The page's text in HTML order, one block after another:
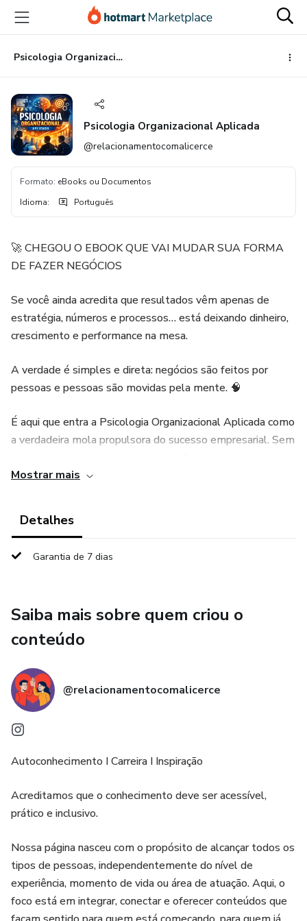
para
conteúdo
principal
para
pagamento
para
rodapé
Psicologia Organizacional Aplicada
Psicologia Organizacional Aplicada
@relacionamentocomalicerce
Formato: eBooks ou Documentos
Idioma: Português
🚀 CHEGOU O EBOOK QUE VAI MUDAR SUA FORMA
DE FAZER NEGÓCIOS
Se você ainda acredita que resultados vêm apenas de
estratégia, números e processos… está deixando dinheiro,
crescimento e performance na mesa.
A verdade é simples e direta: negócios são feitos por
pessoas e pessoas são movidas pela mente. 🧠
É aqui que entra a Psicologia Organizacional Aplicada como
a verdadeira mola propulsora do sucesso empresarial. Sem
sem inteligência nas relações… não existe evolução
🔥 Você pode ter o melhor produto.
🔥 Pode ter o melhor plano.
Mas se não souber liderar pessoas, engajar equipes e
dominar o fator humano, seu crescimento sempre terá um
teto.
Este eBook foi criado para quem quer jogar em outro nível.
que performance não é só execução, é mentalidade,
comportamento e influência.
💡 Aqui você vai aprender a:
✔ Desenvolver equipes de alta performance
✔ Tomar decisões mais assertivas
✔ Construir culturas fortes e produtivas
Mostrar mais
Detalhes
Garantia de 7 dias
Saiba mais sobre quem criou o
conteúdo
@relacionamentocomalicerce
Autoconhecimento I Carreira I Inspiração
Acreditamos que o conhecimento deve ser acessível,
prático e inclusivo.
Nossa página nasceu com o propósito de alcançar todos os
tipos de pessoas, independentemente do nível de
experiência, momento de vida ou área de atuação. Aqui, o
foco está em integrar, conectar e oferecer conteúdos que